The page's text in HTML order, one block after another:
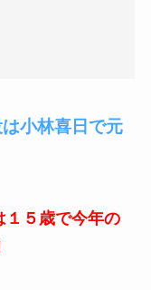
小林喜日で元
１５歳で今年の